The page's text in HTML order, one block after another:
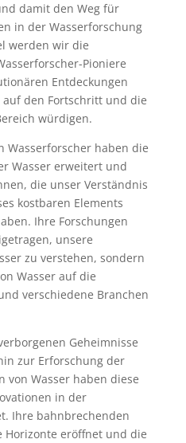
damit den Weg für
in der Wasserforschung
werden wir die
Pioniere
Entdeckungen
den Fortschritt und die
würdigen.
Wasserforscher haben die
Wasser erweitert und
die unser Verständnis
kostbaren Elements
Ihre Forschungen
unsere
zu verstehen, sondern
Wasser auf die
verschiedene Branchen
Geheimnisse
zur Erforschung der
von Wasser haben diese
in der
Ihre bahnbrechenden
Horizonte eröffnet und die